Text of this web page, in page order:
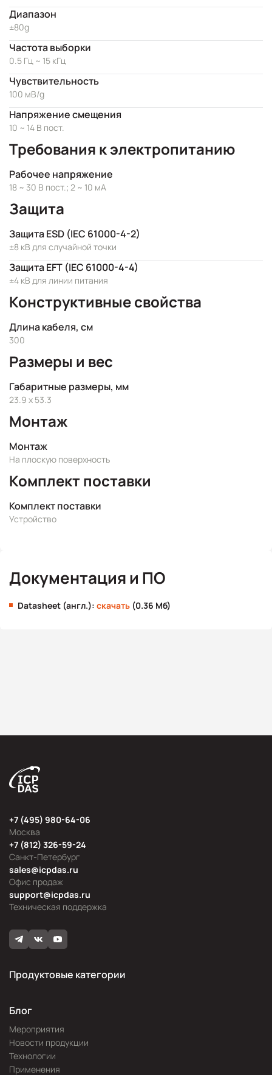
Диапазон
±80g
Частота выборки
0.5 Гц ~ 15 кГц
Чувствительность
100 мВ/g
Напряжение смещения
10 ~ 14 В пост.
Требования к электропитанию
Рабочее напряжение
18 ~ 30 В пост.; 2 ~ 10 мА
Защита
Защита ESD (IEC 61000-4-2)
±8 кВ для случайной точки
Защита EFT (IEC 61000-4-4)
±4 кВ для линии питания
Конструктивные свойства
Длина кабеля, см
300
Размеры и вес
Габаритные размеры, мм
23.9 x 53.3
Монтаж
Монтаж
На плоскую поверхность
Комплект поставки
Комплект поставки
Устройство
Документация и ПО
Datasheet (англ.): скачать (0.36 Мб)
Москва
+7 (495) 980-64-06
Офис продаж
sales@icpdas.ru
Санкт-Петербург
+7 (812) 326-59-24
Техническая поддержка
support@icpdas.ru
Продуктовые категории
Блог
Мероприятия
Новости продукции
Технологии
Применения